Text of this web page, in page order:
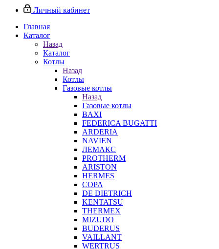
Личный кабинет
Главная
Каталог
Назад
Каталог
Котлы
Назад
Котлы
Газовые котлы
Назад
Газовые котлы
BAXI
FEDERICA BUGATTI
ARDERIA
NAVIEN
ЛЕМАКС
PROTHERM
ARISTON
HERMES
COPA
DE DIETRICH
KENTATSU
THERMEX
MIZUDO
BUDERUS
VAILLANT
WERTRUS